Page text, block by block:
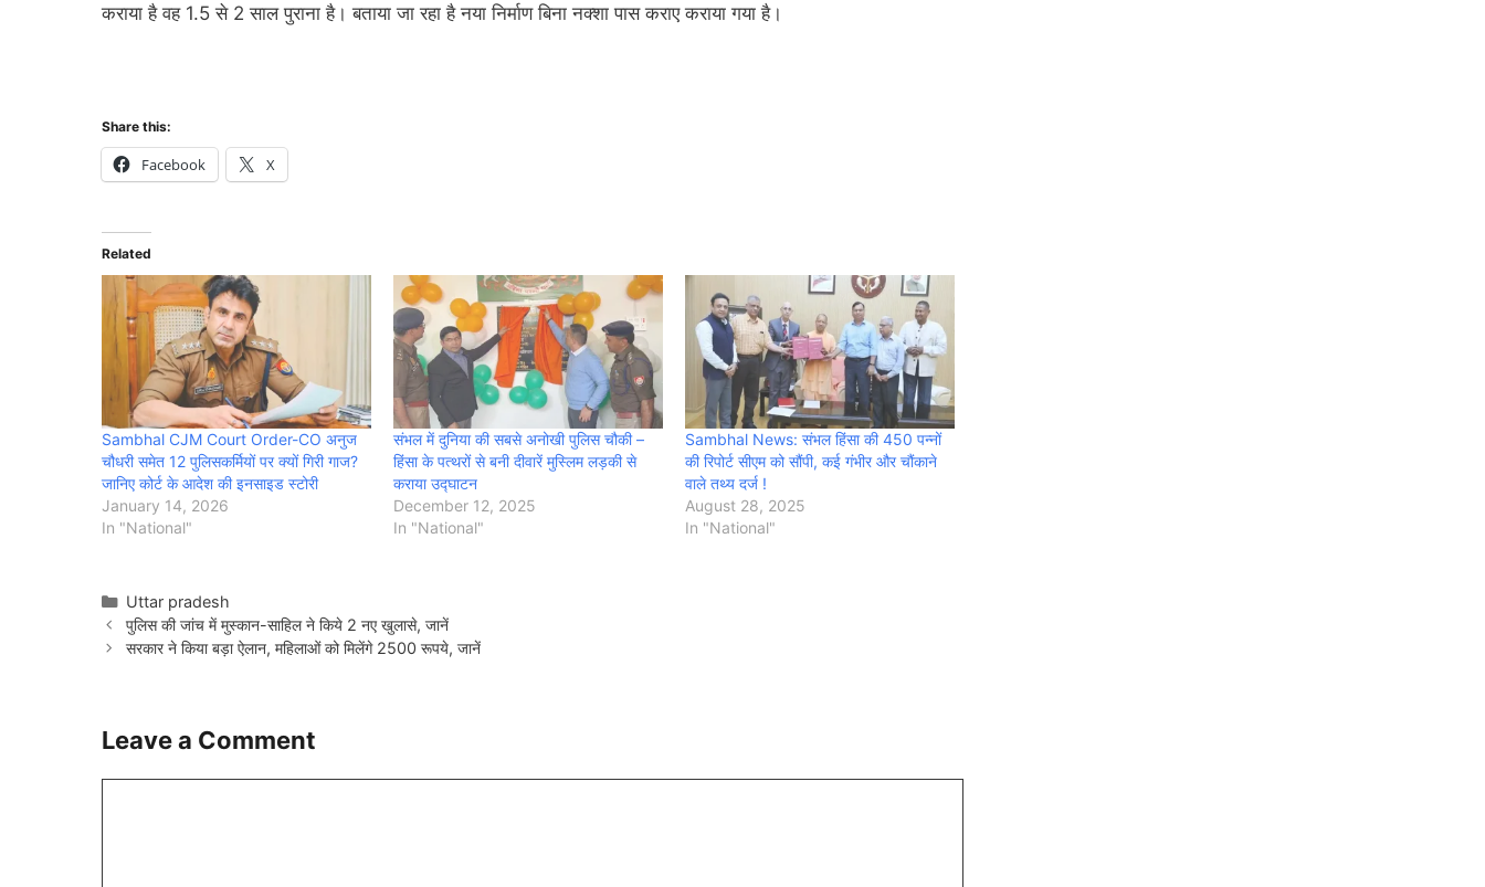
कराया है वह 1.5 से 2 साल पुराना है। बताया जा रहा है नया निर्माण बिना नक्शा पास कराए कराया गया है।
Share this:
Facebook X
Related
Sambhal CJM Court Order-CO अनुज
चौधरी समेत 12 पुलिसकर्मियों पर क्यों गिरी गाज?
जानिए कोर्ट के आदेश की इनसाइड स्टोरी
January 14, 2026
In "National"
संभल में दुनिया की सबसे अनोखी पुलिस चौकी –
हिंसा के पत्थरों से बनी दीवारें मुस्लिम लड़की से
कराया उद्घाटन
December 12, 2025
In "National"
Sambhal News: संभल हिंसा की 450 पन्नों
की रिपोर्ट सीएम को सौंपी, कई गंभीर और चौंकाने
वाले तथ्य दर्ज !
August 28, 2025
In "National"
Categories
Uttar pradesh
पुलिस की जांच में मुस्कान-साहिल ने किये 2 नए खुलासे, जानें
सरकार ने किया बड़ा ऐलान, महिलाओं को मिलेंगे 2500 रूपये, जानें
Leave a Comment